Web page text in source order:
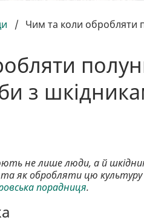
/ Чим та коли обробляти
з
не лише люди, а й
як обробляти цю культуру
порадниця.